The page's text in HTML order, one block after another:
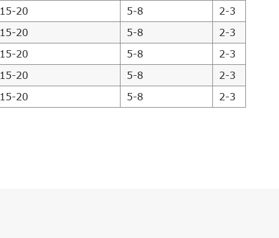
15-20 5-8
2-3
15-20 5-8
2-3
15-20 5-8
2-3
15-20 5-8
2-3
15-20 5-8 2-3